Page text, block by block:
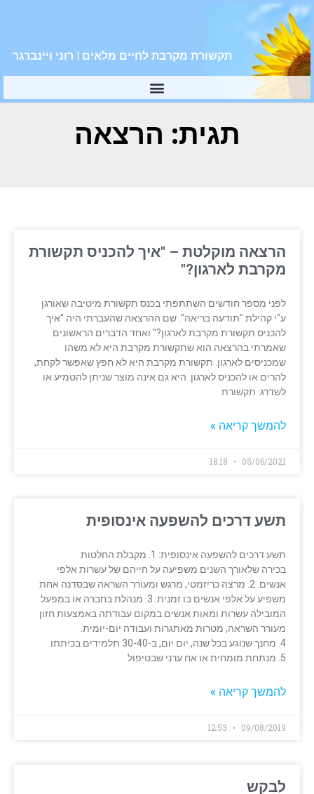
תקשורת מקרבת לחיים מלאים | רוני ויינברגר
תגית: הרצאה
הרצאה מוקלטת – "איך להכניס תקשורת
מקרבת לארגון?"
לפני מספר חודשים השתתפתי בכנס תקשורת מיטיבה שאורגן
ע"י קהילת "תודעה בריאה". שם ההרצאה שהעברתי היה "איך
להכניס תקשורת מקרבת לארגון?" ואחד הדברים הראשונים
שאמרתי בהרצאה הוא שתקשורת מקרבת היא לא משהו
שמכניסים לארגון. תקשורת מקרבת היא לא חפץ שאפשר לקחת,
להרים או להכניס לארגון. היא גם אינה מוצר שניתן להטמיע או
לשדרג. תקשורת
להמשך קריאה »
05/06/2021
תשע דרכים להשפעה אינסופית
תשע דרכים להשפעה אינסופית: 1. מקבלת החלטות
בכירה שלאורך השנים משפיעה על חייהם של עשרות אלפי
אנשים. 2. מרצה כריזמטי, מרגש ומעורר השראה שבסדנה אחת
משפיע על אלפי אנשים בו זמנית. 3. מנהלת בחברה או במפעל
המובילה עשרות ומאות אנשים במקום עבודתה באמצעות חזון
מעורר השראה, מטרות מאתגרות ועבודה יום-יומית.
4. מחנך שנוגע בכל שנה, יום יום, ב-30-40 תלמידים בכיתתו.
5. מנתחת מומחית או אח ערני שבטיפול
להמשך קריאה »
09/08/2019
לבקש